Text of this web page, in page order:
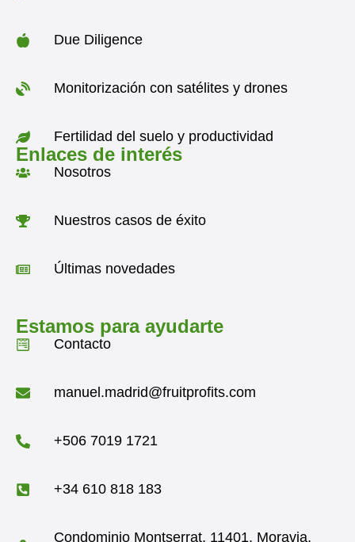
Due Diligence
Monitorización con satélites y drones
Fertilidad del suelo y productividad
Enlaces de interés
Nosotros
Nuestros casos de éxito
Últimas novedades
Estamos para ayudarte
Contacto
manuel.madrid@fruitprofits.com
+506 7019 1721
+34 610 818 183
Condominio Montserrat, 11401, Moravia,